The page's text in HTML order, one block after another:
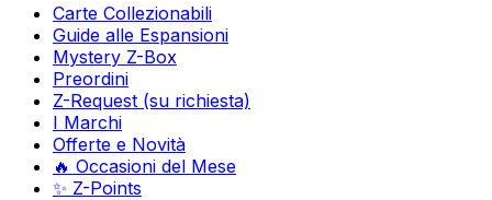
Carte Collezionabili
Guide alle Espansioni
Mystery Z-Box
Preordini
Z-Request (su richiesta)
I Marchi
Offerte e Novità
🔥 Occasioni del Mese
✨ Z-Points